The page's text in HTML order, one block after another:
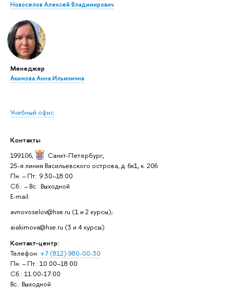
Новоселов Алексей Владимирович
Менеджер
Акимова Анна Ильинична
Учебный офис
Контакты
199106,
Санкт-Петербург,
25-я линия Васильевского острова, д. 6к1, к. 206
Пн. – Пт.: 9:30–18:00
Сб.: – Вс.: Выходной
E-mail:
avnovoselov@hse.ru (1 и 2 курсы);
aiakimova@hse.ru (3 и 4 курсы)
Контакт-центр:
Телефон: +7 (812) 980-00-30
Пн. – Пт.: 10:00–18:00
Сб.: 11:00-17:00
Вс.: Выходной